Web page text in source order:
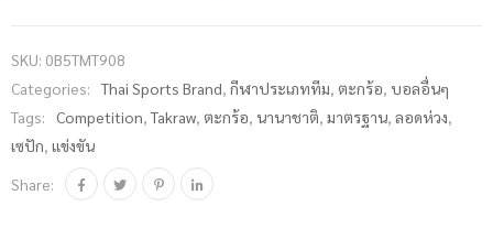
ชาย
MT908 ชิ้น
SKU: 0B5TMT908
Categories:
Thai Sports Brand, กีฬาประเภททีม, ตะกร้อ, บอลอื่นๆ
Tags:
Competition,Takraw, ตะกร้อ, นานาชาติ, มาตรฐาน, ลอดห่วง,
เซปัก, แข่งขัน
Share: